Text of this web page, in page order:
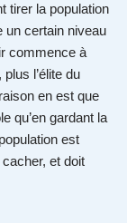
tirer la population
un certain niveau
commence à
l’élite du
en est que
qu’en gardant la
est
et doit